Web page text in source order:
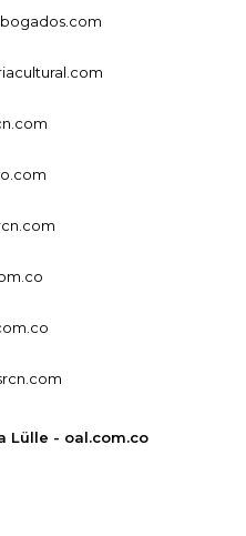
Lülle - oal.com.co